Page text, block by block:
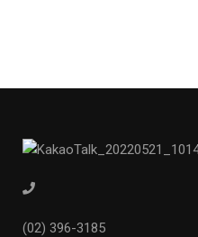
(02) 396-3185